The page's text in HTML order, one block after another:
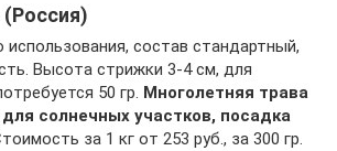
состав стандартный,
Высота стрижки 3-4 см, для
50 гр. Многолетняя трава
солнечных участков, посадка
за 1 кг от 253 руб., за 300 гр.